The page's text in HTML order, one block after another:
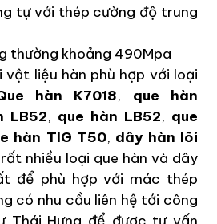
tự với thép cường độ trung
thường khoảng 490Mpa
vật liệu hàn phù hợp với loại
hàn K7018, que hàn
LB52, que hàn LB52, que
hàn TIG T50, dây hàn lõi
nhiều loại que hàn và dây
để phù hợp với mác thép
có nhu cầu liên hệ tới công